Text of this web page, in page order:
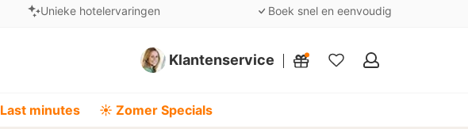
Unieke hotelervaringen Boek snel en eenvoudig
Klantenservice
Mijn
Last minutes ☀️ Zomer Specials